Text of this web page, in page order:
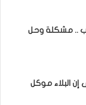
.. مشكلة وحل
البلاء موكل